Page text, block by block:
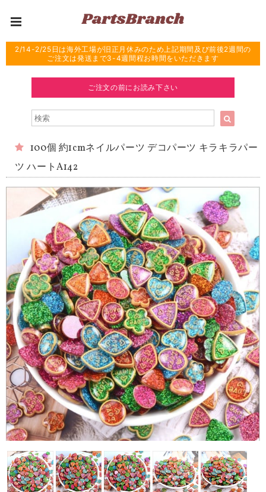
2/14-2/25日は海外工場が旧正月休みのため上記期間及び前後2週間の
ご注文は発送まで3-4週間程お時間をいただきます
ご注文の前にお読み下さい
100個 約1cmネイルパーツ デコパーツ キラキラパー
ツ ハートA142